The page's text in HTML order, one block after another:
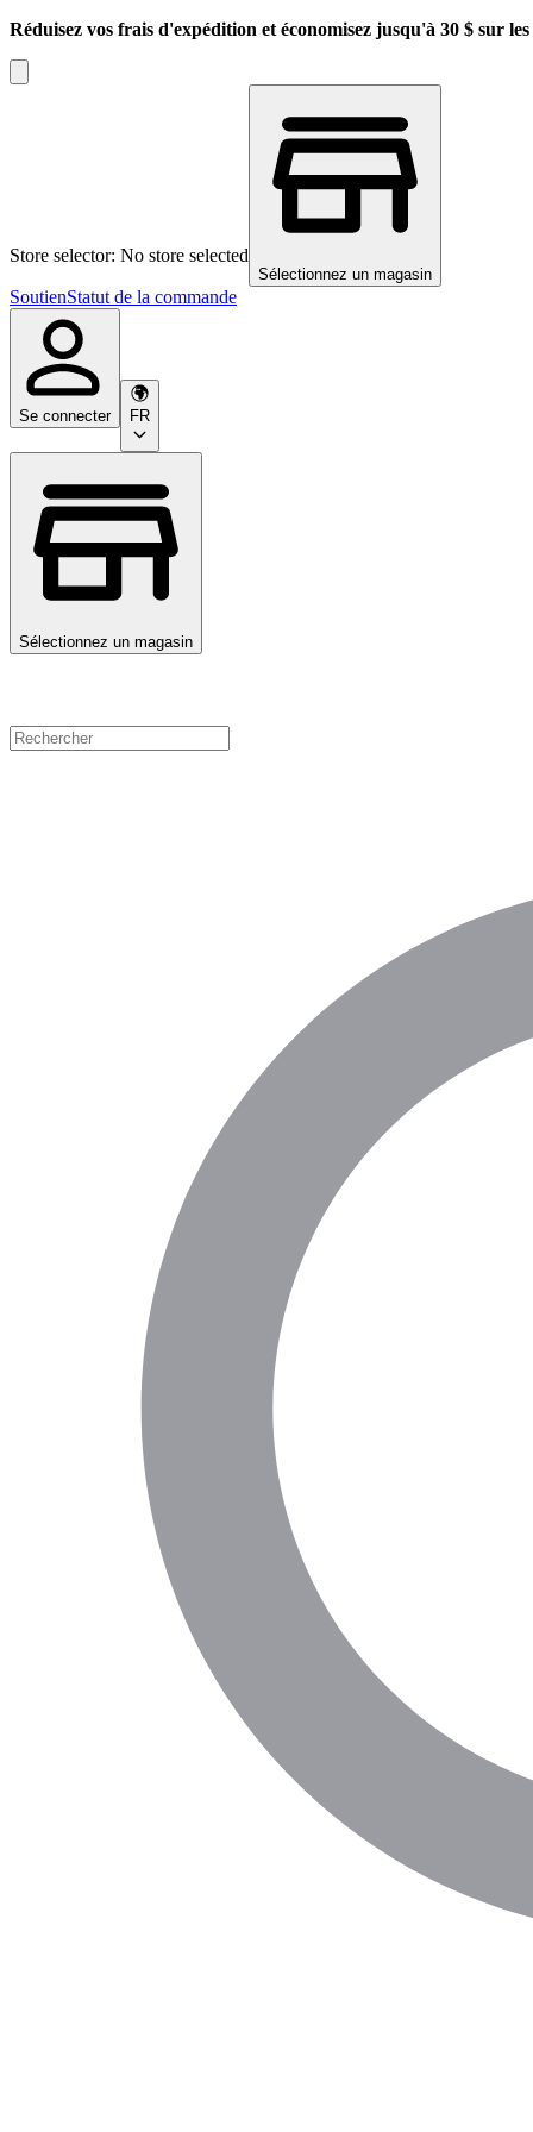
Réduisez vos frais d'expédition et économisez jusqu'à 30 $ sur
Store selector: No store selected
Sélectionnez un magasin
SoutienStatut de la commande
Se connecter FR
Sélectionnez un magasin